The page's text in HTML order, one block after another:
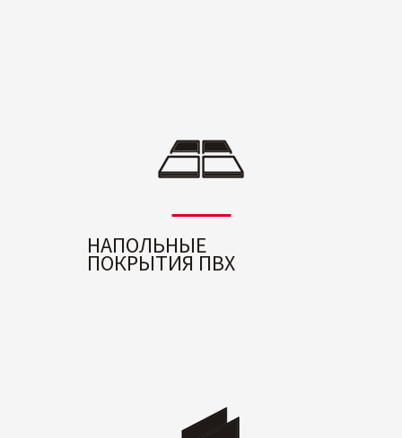
НАПОЛЬНЫЕ
ПОКРЫТИЯ ПВХ